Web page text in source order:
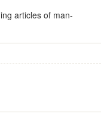
articles of man-